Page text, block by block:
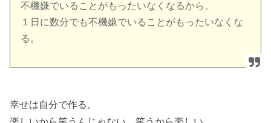
不機嫌でいることがもったいなくなるから。
１日に数分でも不機嫌でいることがもったいなくな
る。
幸せは自分で作る。